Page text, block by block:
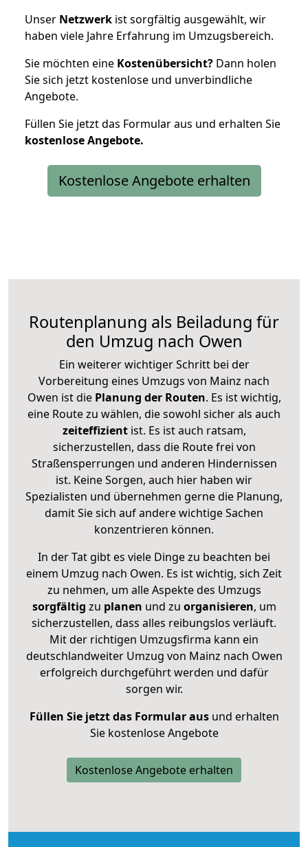
Unser Netzwerk ist sorgfältig ausgewählt, wir
haben viele Jahre Erfahrung im Umzugsbereich.
Sie möchten eine Kostenübersicht? Dann holen
Sie sich jetzt kostenlose und unverbindliche
Angebote.
Füllen Sie jetzt das Formular aus und erhalten Sie
kostenloseAngebote.
Kostenlose Angebote erhalten
Routenplanung als Beiladung für
den Umzug nach Owen
Ein weiterer wichtiger Schritt bei der
Vorbereitung eines Umzugs von Mainz nach
Owen ist diePlanung der Routen. Es ist wichtig,
eine Route zu wählen, die sowohl sicher als auch
zeiteffizientist. Es ist auch ratsam,
sicherzustellen, dass die Route frei von
Straßensperrungen und anderen Hindernissen
ist. Keine Sorgen, auch hier haben wir
Spezialisten und übernehmen gerne die Planung,
damit Sie sich auf andere wichtige Sachen
konzentrieren können.
In der Tat gibt es viele Dinge zu beachten bei
einem Umzug nach Owen. Es ist wichtig, sich Zeit
zu nehmen, um alle Aspekte des Umzugs
sorgfältig zu planen und zu organisieren, um
sicherzustellen, dass alles reibungslos verläuft.
Mit der richtigen Umzugsfirma kann ein
deutschlandweiter Umzug von Mainz nach Owen
erfolgreich durchgeführt werden und dafür
sorgen wir.
Füllen Sie jetzt das Formular ausund erhalten
Sie kostenlose Angebote
Kostenlose Angebote erhalten